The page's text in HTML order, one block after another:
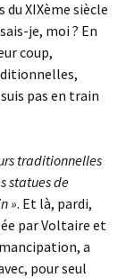
du XIXème siècle
je, moi ? En
coup,
pas en train
traditionnelles
statues de
». Et là, pardi,
par Voltaire et
a
pour seul